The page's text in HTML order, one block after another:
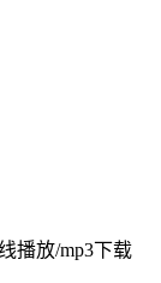
播放/mp3下载